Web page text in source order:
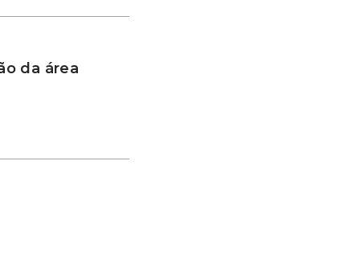
da área